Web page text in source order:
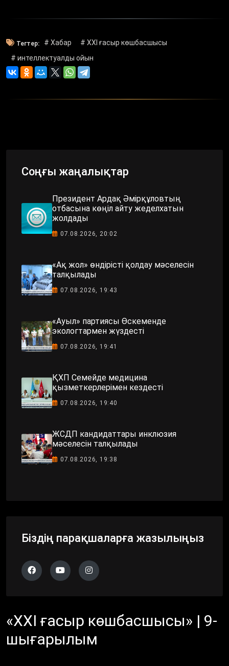
Тегтер: # Хабар
# XXI ғасыр көшбасшысы
# интеллектуалды ойын
Соңғы жаңалықтар
Президент Ардақ Әмірқұловтың
отбасына көңіл айту жеделхатын
жолдады
07.08.2026, 20:02
«Ақ жол» өндірісті қолдау мәселесін
талқылады
07.08.2026, 19:43
«Ауыл» партиясы Өскеменде
экологтармен жүздесті
07.08.2026, 19:41
ҚХП Семейде медицина
қызметкерлерімен кездесті
07.08.2026, 19:40
ЖСДП кандидаттары инклюзия
мәселесін талқылады
07.08.2026, 19:38
Біздің парақшаларға жазылыңыз
«XXI ғасыр көшбасшысы» | 9-
шығарылым